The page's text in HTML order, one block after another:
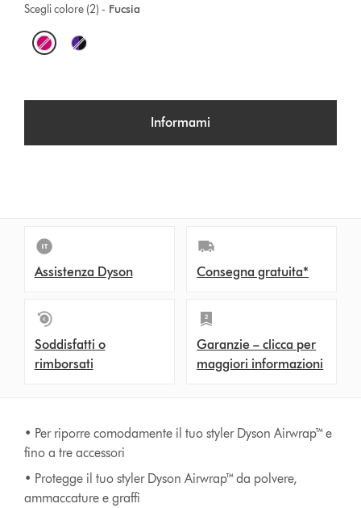
Fucsia
Scegli colore (2) -
O
t
Informami
Assistenza Dyson Consegna gratuita*
Soddisfatti o
rimborsati
Garanzie – clicca per
maggiori informazioni
• Per riporre comodamente il tuo styler Dyson Airwrap™ e
fino a tre accessori
• Protegge il tuo styler Dyson Airwrap™ da polvere,
ammaccature e graffi